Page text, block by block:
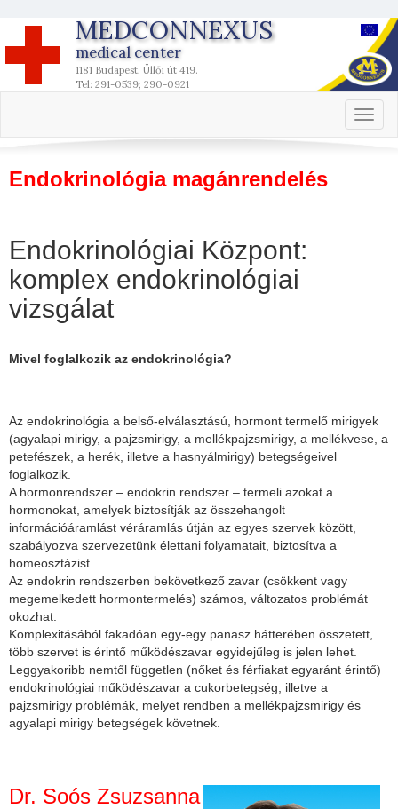
MEDCONNEXUS
medical center
1181 Budapest, Üllői út 419.
Tel: 291-0539; 290-0921
Endokrinológia magánrendelés
Endokrinológiai Központ:
komplex endokrinológiai
vizsgálat
Mivel foglalkozik az endokrinológia?
Az endokrinológia a belső-elválasztású, hormont termelő mirigyek
(agyalapi mirigy, a pajzsmirigy, a mellékpajzsmirigy, a mellékvese, a
petefészek, a herék, illetve a hasnyálmirigy) betegségeivel
foglalkozik.
A hormonrendszer – endokrin rendszer – termeli azokat a
hormonokat, amelyek biztosítják az összehangolt
információáramlást véráramlás útján az egyes szervek között,
szabályozva szervezetünk élettani folyamatait, biztosítva a
homeosztázist.
Az endokrin rendszerben bekövetkező zavar (csökkent vagy
megemelkedett hormontermelés) számos, változatos problémát
okozhat.
Komplexitásából fakadóan egy-egy panasz hátterében összetett,
több szervet is érintő működészavar egyidejűleg is jelen lehet.
Leggyakoribb nemtől független (nőket és férfiakat egyaránt érintő)
endokrinológiai működészavar a cukorbetegség, illetve a
pajzsmirigy problémák, melyet rendben a mellékpajzsmirigy és
agyalapi mirigy betegségek követnek.
Dr. Soós Zsuzsanna